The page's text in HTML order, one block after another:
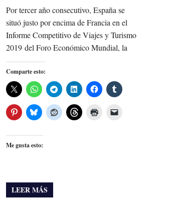
Por tercer año consecutivo, España se
situó justo por encima de Francia en el
Informe Competitivo de Viajes y Turismo
2019 del Foro Económico Mundial, la
Comparte esto:
Me gusta esto:
LEER MÁS